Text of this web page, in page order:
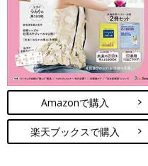
Amazonで購入
楽天ブックスで購入